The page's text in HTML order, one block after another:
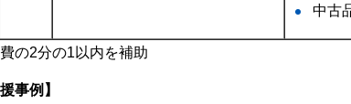
中古
の2分の1以内を補助
事例】